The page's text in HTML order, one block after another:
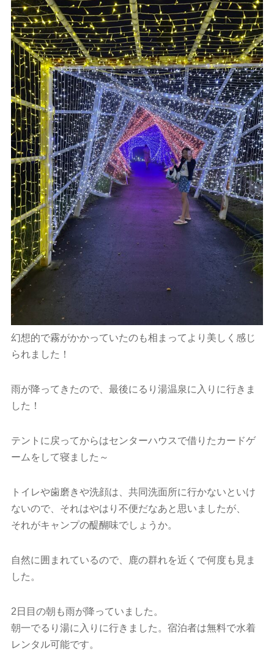
幻想的で霧がかかっていたのも相まってより美しく感じ
られました！
雨が降ってきたので、最後にるり湯温泉に入りに行きま
した！
テントに戻ってからはセンターハウスで借りたカードゲ
ームをして寝ました～
トイレや歯磨きや洗顔は、共同洗面所に行かないといけ
ないので、それはやはり不便だなあと思いましたが、
それがキャンプの醍醐味でしょうか。
自然に囲まれているので、鹿の群れを近くで何度も見ま
した。
2日目の朝も雨が降っていました。
朝一でるり湯に入りに行きました。宿泊者は無料で水着
レンタル可能です。